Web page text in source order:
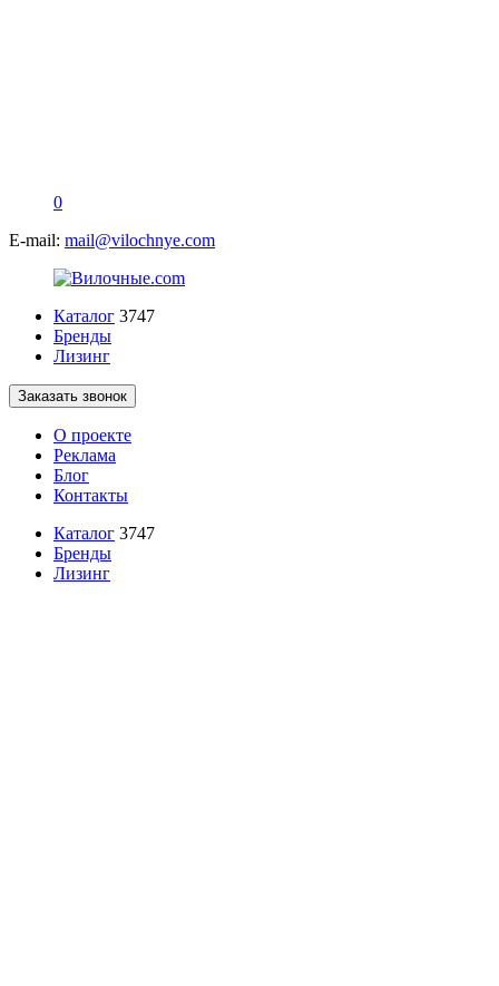
0
E-mail: mail@vilochnye.com
Каталог 3747
Бренды
Лизинг
Заказать звонок
О проекте
Реклама
Блог
Контакты
Каталог 3747
Бренды
Лизинг